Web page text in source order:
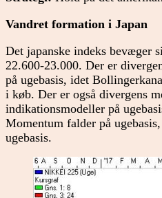
Vandret formation i Japan
Det japanske indeks bevæger
22.600-23.000. Der er
på ugebasis, idet
i køb. Der er også divergens
indikationsmodeller på
Momentum falder på
ugebasis.